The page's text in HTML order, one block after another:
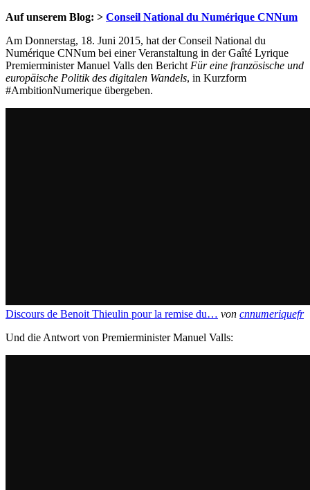
Auf unserem Blog: > Conseil National du Numérique CNNum
Am Donnerstag, 18. Juni 2015, hat der Conseil National du
Numérique CNNum bei einer Veranstaltung in der Gaîté Lyrique
Premierminister Manuel Valls den Bericht Für eine französische und
europäische Politik des digitalen Wandels, in Kurzform
#AmbitionNumerique übergeben.
Discours de Benoit Thieulin pour la remise du… von cnnumeriquefr
Und die Antwort von Premierminister Manuel Valls: